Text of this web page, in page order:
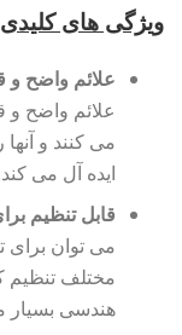
ویژگی های کلیدی
علائم واضح و
علائم واضح و
می کنند و آنها
ایده آل می کند.
قابل تنظیم
می توان برای
مختلف تنظیم
هندسی بسیار